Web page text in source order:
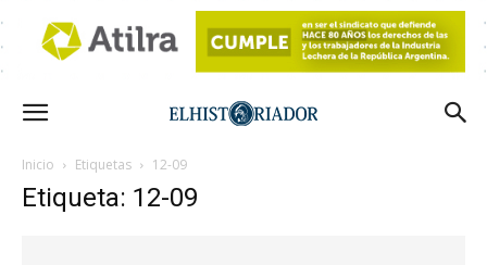
Inicio Etiquetas 12-09
Etiqueta: 12-09